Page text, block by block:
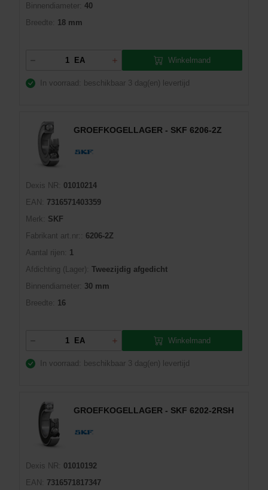
Binnendiameter: 40
Breedte:
18 mm
EA Winkelmand
In voorraad: beschikbaar 3 dag(en) levertijd
GROEFKOGELLAGER - SKF 6206-2Z
Dexis NR:
01010214
EAN:
7316571403359
Merk:
SKF
Fabrikant art.nr::
6206-2Z
Aantal rijen:
1
Afdichting (Lager): Tweezijdig afgedicht
Binnendiameter: 30 mm
Breedte:
16
EA Winkelmand
In voorraad: beschikbaar 3 dag(en) levertijd
GROEFKOGELLAGER - SKF 6202-2RSH
Dexis NR:
01010192
EAN:
7316571817347